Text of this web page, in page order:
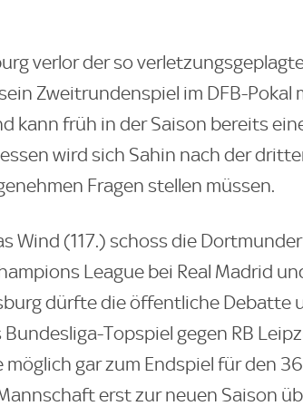
verlor der so
Zweitrundenspiel im DFB-Pokal
kann früh in der Saison bereits
wird sich Sahin nach der
Fragen stellen müssen.
Wind (117.) schoss die
League bei Real Madrid
dürfte die öffentliche Debatte
Topspiel gegen RB
gar zum Endspiel für den
erst zur neuen Saison